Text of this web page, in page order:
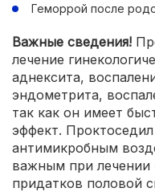
Геморрой после
Важные сведения!
лечение
аднексита,
эндометрита,
так как он имеет
эффект.
антимикробным
важным при лечении
придатков половой